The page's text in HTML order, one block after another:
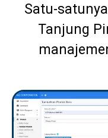
Satu-
Tanjung